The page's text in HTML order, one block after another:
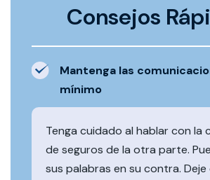
Consejos
Mantenga las
mínimo
Tenga cuidado al hablar con la
de seguros de la otra parte.
sus palabras en su contra. Deje